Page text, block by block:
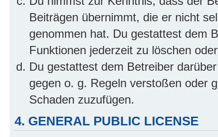
Beiträgen übernimmt, die er nicht
genommen hat. Du gestattest dem
Funktionen jederzeit zu löschen
Du gestattest dem Betreiber
gegen o. g. Regeln verstoßen oder
Schaden zuzufügen.
4. GENERAL PUBLIC LICENSE